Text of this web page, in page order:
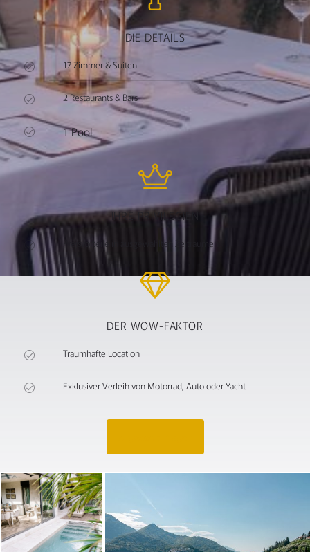
DIE DETAILS
17 Zimmer & Suiten
2 Restaurants & Bars
1 Pool
IHRE PRIVILEGIEN
Preisvorteile in ausgewählten Zeiträumen
DER WOW-FAKTOR
Traumhafte Location
Exklusiver Verleih von Motorrad, Auto oder Yacht